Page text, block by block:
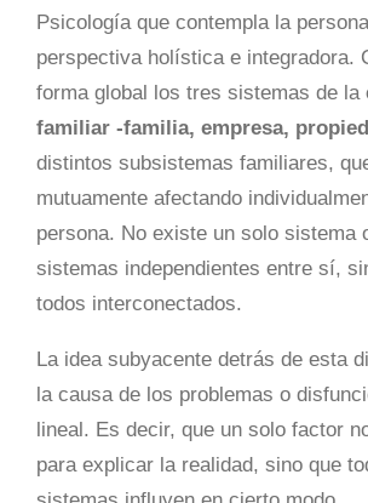
Psicología que contempla la
perspectiva holística e integradora.
forma global los tres sistemas de la
familiar -familia, empresa,
distintos subsistemas familiares,
mutuamente afectando
persona. No existe un solo sistema
sistemas independientes entre sí,
todos interconectados.
La idea subyacente detrás de esta
la causa de los problemas o
lineal. Es decir, que un solo factor
para explicar la realidad, sino que